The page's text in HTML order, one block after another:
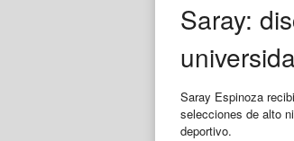
Saray:
Saray Espinoza
selecciones de alto
deportivo.